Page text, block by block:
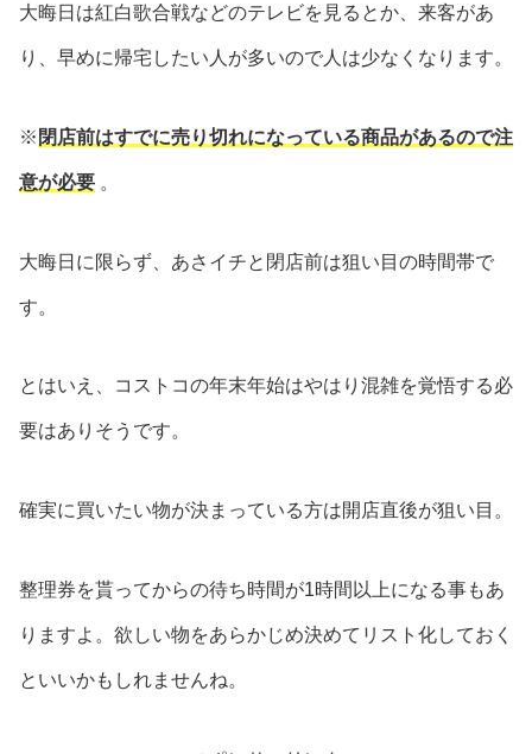
大晦日は紅白歌合戦などのテレビを見るとか、来客があ
り、早めに帰宅したい人が多いので人は少なくなります。
※ 閉店前はすでに売り切れになっている商品があるので注
意が必要 。
大晦日に限らず、あさイチと閉店前は狙い目の時間帯で
す。
とはいえ、コストコの年末年始はやはり混雑を覚悟する必
要はありそうです。
確実に買いたい物が決まっている方は開店直後が狙い目。
整理券を貰ってからの待ち時間が1時間以上になる事もあ
りますよ。欲しい物をあらかじめ決めてリスト化しておく
といいかもしれませんね。